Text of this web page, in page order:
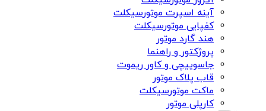
آینه اسپرت موتورسیکلت
کفپایی موتورسیکلت
هند گارد موتور
پروژکتور و راهنما
جاسوییچی و کاور ریموت
قاب پلاک موتور
ماکت موتورسیکلت
کارپلی موتور